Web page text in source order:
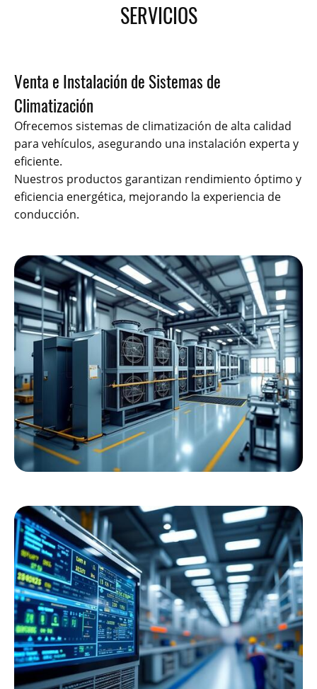
SERVICIOS
Venta e Instalación de Sistemas de
Climatización
Ofrecemos sistemas de climatización de alta calidad
para vehículos, asegurando una instalación experta y
eficiente.
Nuestros productos garantizan rendimiento óptimo y
eficiencia energética, mejorando la experiencia de
conducción.